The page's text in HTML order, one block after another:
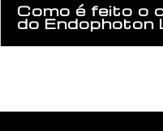
Como é feito o
do Endophoton